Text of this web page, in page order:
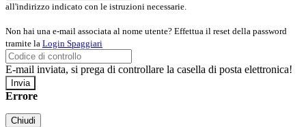
all'indirizzo indicato con le istruzioni necessarie.
Non hai una e-mail associata al nome utente? Effettua il reset della password
tramite la Login Spaggiari
E-mail inviata, si prega di controllare la casella di posta elettronica!
Errore
Chiudi